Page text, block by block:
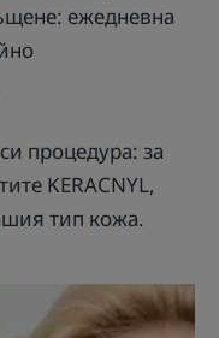
ежедневна
процедура: за
KERACNYL,
тип кожа.